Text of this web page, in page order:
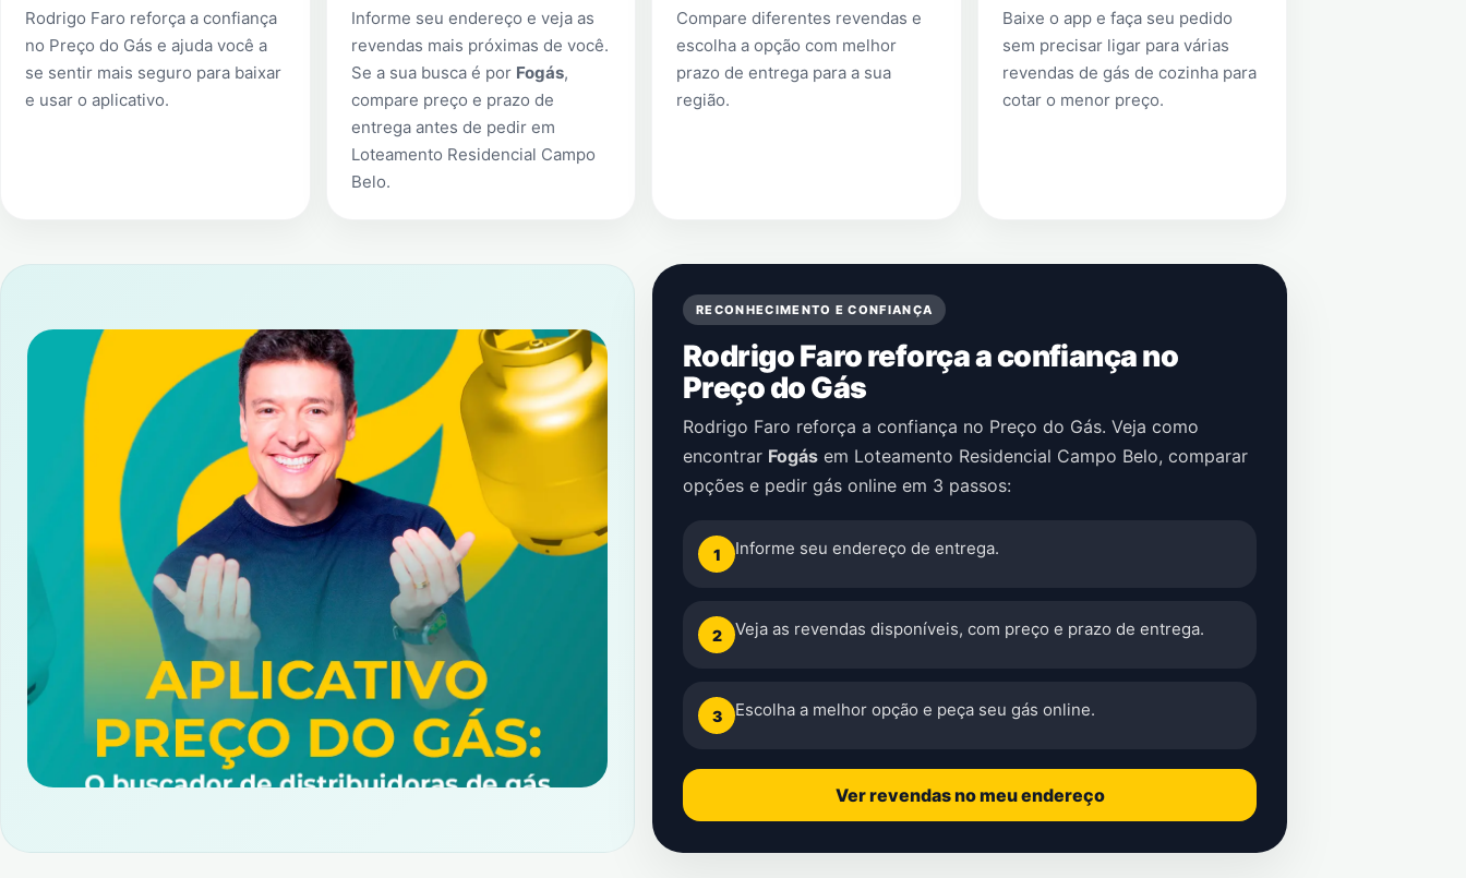
Rodrigo Faro reforça a confiança
no Preço do Gás e ajuda você a
se sentir mais seguro para baixar
e usar o aplicativo.
Informe seu endereço e veja as
revendas mais próximas de você.
Se a sua busca é por Fogás,
compare preço e prazo de
entrega antes de pedir em
Loteamento Residencial Campo
Belo.
Compare diferentes revendas e
escolha a opção com melhor
prazo de entrega para a sua
região.
Baixe o app e faça seu pedido
sem precisar ligar para várias
revendas de gás de cozinha para
cotar o menor preço.
RECONHECIMENTO E CONFIANÇA
Rodrigo Faro reforça a confiança no
Preço do Gás
Rodrigo Faro reforça a confiança no Preço do Gás. Veja como
encontrar Fogás em Loteamento Residencial Campo Belo, comparar
opções e pedir gás online em 3 passos:
1 Informe seu endereço de entrega.
2 Veja as revendas disponíveis, com preço e prazo de entrega.
3 Escolha a melhor opção e peça seu gás online.
Ver revendas no meu endereço